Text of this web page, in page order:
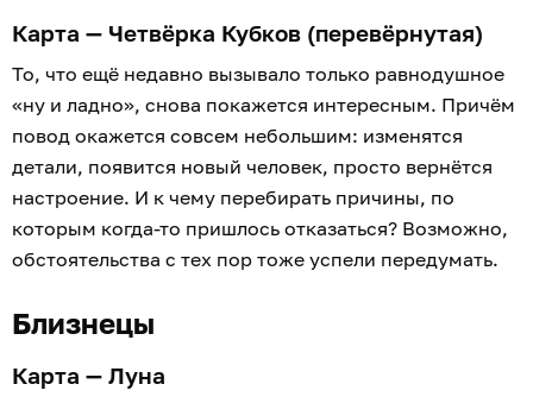
Карта — Четвёрка Кубков (перевёрнутая)
То, что ещё недавно вызывало только равнодушное
«ну и ладно», снова покажется интересным. Причём
повод окажется совсем небольшим: изменятся
детали, появится новый человек, просто вернётся
настроение. И к чему перебирать причины, по
которым когда-то пришлось отказаться? Возможно,
обстоятельства с тех пор тоже успели передумать.
Близнецы
Карта — Луна